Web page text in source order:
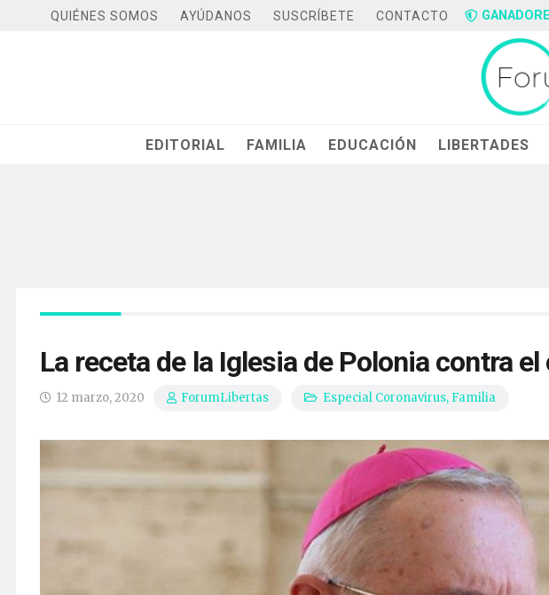
QUIÉNES SOMOS AYÚDANOS SUSCRÍBETE CONTACTO
EDITORIAL FAMILIA EDUCACIÓN LIBERTADES
La receta de la Iglesia de Polonia contra
12 marzo, 2020 ForumLibertas Especial Coronavirus, Familia